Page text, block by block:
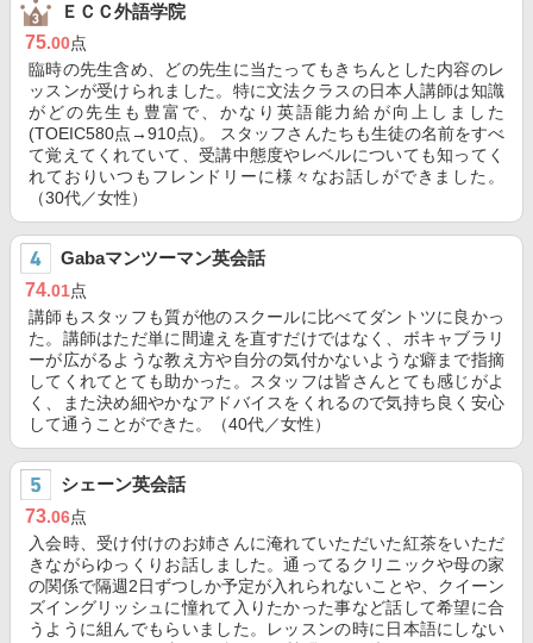
ＥＣＣ外語学院
75.00点
臨時の先生含め、どの先生に当たってもきちんとした内容のレ
ッスンが受けられました。特に文法クラスの日本人講師は知識
がどの先生も豊富で、かなり英語能力給が向上しました
(TOEIC580点→910点)。 スタッフさんたちも生徒の名前をすべ
て覚えてくれていて、受講中態度やレベルについても知ってく
れておりいつもフレンドリーに様々なお話しができました。
（30代／女性）
Gabaマンツーマン英会話
74.01点
講師もスタッフも質が他のスクールに比べてダントツに良かっ
た。講師はただ単に間違えを直すだけではなく、ボキャブラリ
ーが広がるような教え方や自分の気付かないような癖まで指摘
してくれてとても助かった。スタッフは皆さんとても感じがよ
く、また決め細やかなアドバイスをくれるので気持ち良く安心
して通うことができた。（40代／女性）
シェーン英会話
73.06点
入会時、受け付けのお姉さんに淹れていただいた紅茶をいただ
きながらゆっくりお話しました。通ってるクリニックや母の家
の関係で隔週2日ずつしか予定が入れられないことや、クイーン
ズイングリッシュに憧れて入りたかった事など話して希望に合
うように組んでもらいました。レッスンの時に日本語にしない